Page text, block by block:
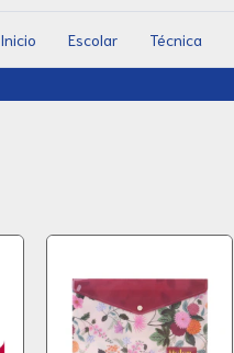
Inicio Escolar Técnica